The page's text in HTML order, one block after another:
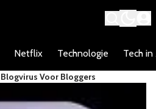
Netflix Technologie Tech in
Blogvirus Voor Bloggers